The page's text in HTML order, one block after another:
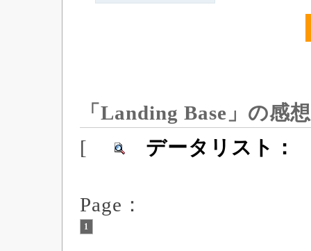
「Landing Base」の感想
[
データリスト：
Page：
1